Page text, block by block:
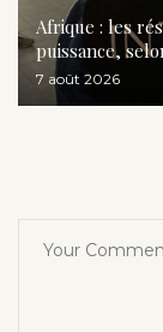
Afrique : les
puissance,
7 août 2026